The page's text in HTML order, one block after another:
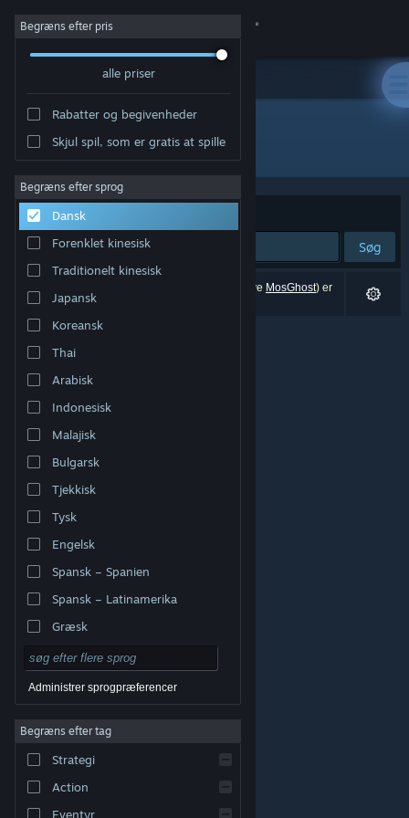
Log på
Om
Support
Skift sprog
Hent Steam-mobilappen
Vis desktop-webside
varemærker tilhører deres respektive indehavere i USA
Tilgængelighed
Refunderinger|
Begræns efter pris
alle priser
Rabatter og begivenheder
Skjul spil, som er gratis at spille
Begræns efter sprog
Dansk
Forenklet kinesisk
Traditionelt kinesisk
Japansk
Koreansk
Thai
Arabisk
Indonesisk
Malajisk
Bulgarsk
Tjekkisk
Tysk
Engelsk
Spansk – Spanien
Spansk – Latinamerika
Græsk
Administrer sprogpræferencer
Begræns efter tag
Strategi
Action
Eventyr
"MosGhost"
Sorter efter Relevans
Søg
0 resultater matcher din søgning. 2 titler (inklusive MosGhost) er
blevet udelukket baseret på dine præferencer.